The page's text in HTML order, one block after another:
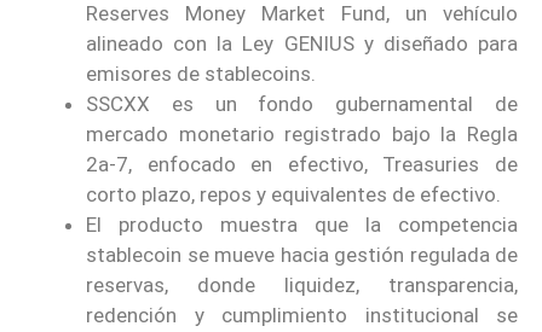
Reserves Money Market Fund, un vehículo
alineado con la Ley GENIUS y diseñado para
emisores de stablecoins.
SSCXX es un fondo gubernamental de
mercado monetario registrado bajo la Regla
2a-7, enfocado en efectivo, Treasuries de
corto plazo, repos y equivalentes de efectivo.
El producto muestra que la competencia
stablecoin se mueve hacia gestión regulada de
reservas, donde liquidez, transparencia,
redención y cumplimiento institucional se